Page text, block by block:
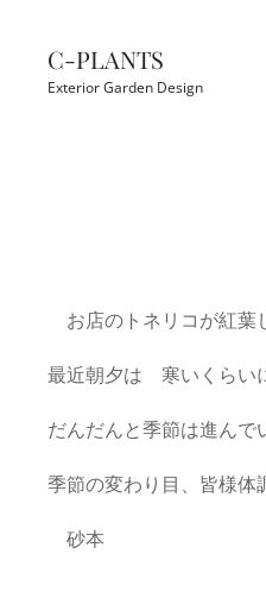
C-PLANTS
Exterior Garden Design
お店のトネリコが紅葉
最近朝夕は 寒いくらい
だんだんと季節は進んで
季節の変わり目、皆様体
砂本